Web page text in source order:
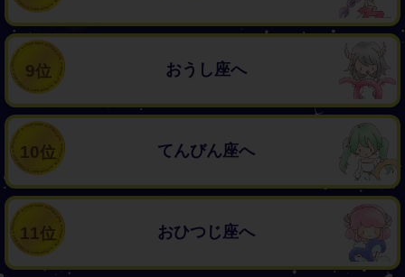
9 おうし座へ
10 てんびん座へ
11 おひつじ座へ